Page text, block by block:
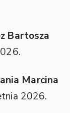
Bartosza
Marcina
2026.